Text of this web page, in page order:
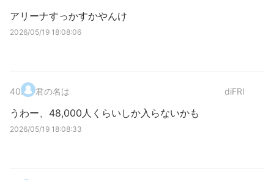
アリーナすっかすかやんけ
2026/05/19 18:08:06
40. 君の名は diFRI
うわー、48,000人くらいしか入らないかも
2026/05/19 18:08:33